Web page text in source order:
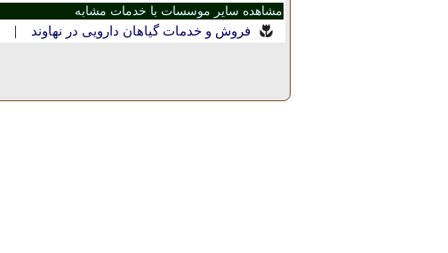
مشاهده سایر موسسات با خدمات مشابه
فروش و خدمات گیاهان دارویی در نهاوند |